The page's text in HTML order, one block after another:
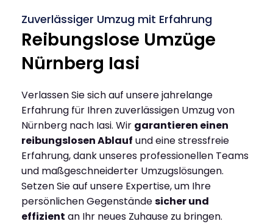
Zuverlässiger Umzug mit Erfahrung
Reibungslose Umzüge
Nürnberg Iasi
Verlassen Sie sich auf unsere jahrelange
Erfahrung für Ihren zuverlässigen Umzug von
Nürnberg nach Iasi. Wir garantieren einen
reibungslosen Ablauf und eine stressfreie
Erfahrung, dank unseres professionellen Teams
und maßgeschneiderter Umzugslösungen.
Setzen Sie auf unsere Expertise, um Ihre
persönlichen Gegenständesicher und
effizient an Ihr neues Zuhause zu bringen.